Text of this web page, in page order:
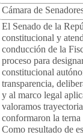
Cámara de
El Senado de la
constitucional y
conducción de la
proceso para
constitucional
transparencia,
y al marco legal
valoramos
conformaron la
Como resultado de